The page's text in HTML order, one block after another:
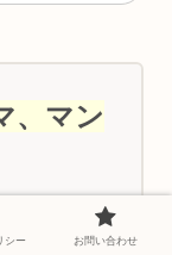
、マン
子書籍まで
シー お問い合わせ